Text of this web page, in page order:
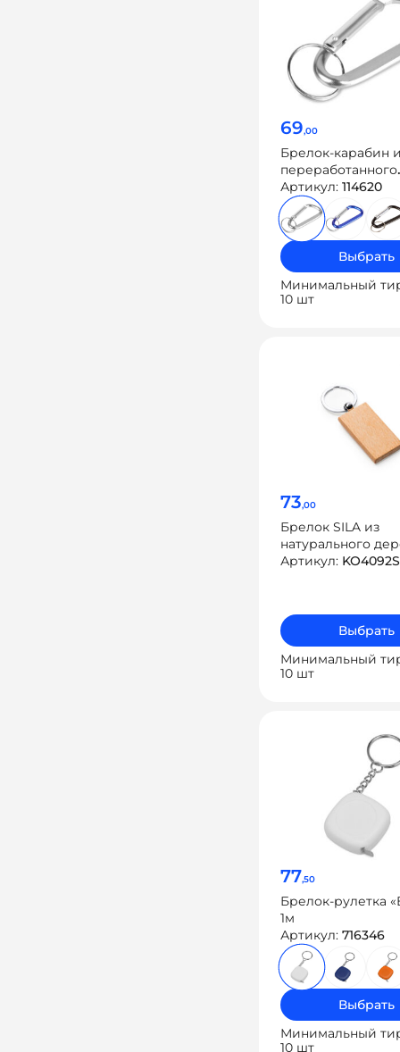
69,00
Брелок-карабин
переработанного
алюминия
Артикул: 114620
Выбрать
Минимальный
10 шт
73,00
Брелок SILA из
натурального
Артикул:
Выбрать
Минимальный
10 шт
77,50
Брелок-рулетка
1м
Артикул: 716346
Выбрать
Минимальный
10 шт